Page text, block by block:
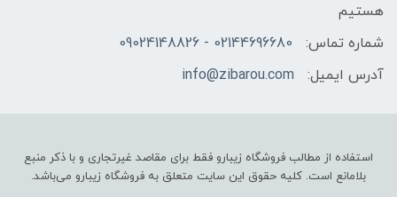
هستیم
شماره تماس:
02144696680 - 09024148826
آدرس ایمیل:
info@zibarou.com
استفاده از مطالب فروشگاه زیبارو فقط برای مقاصد غیرتجاری و با ذکر منبع
بلامانع است. کلیه حقوق این سایت متعلق به فروشگاه زیبارو می‌باشد.